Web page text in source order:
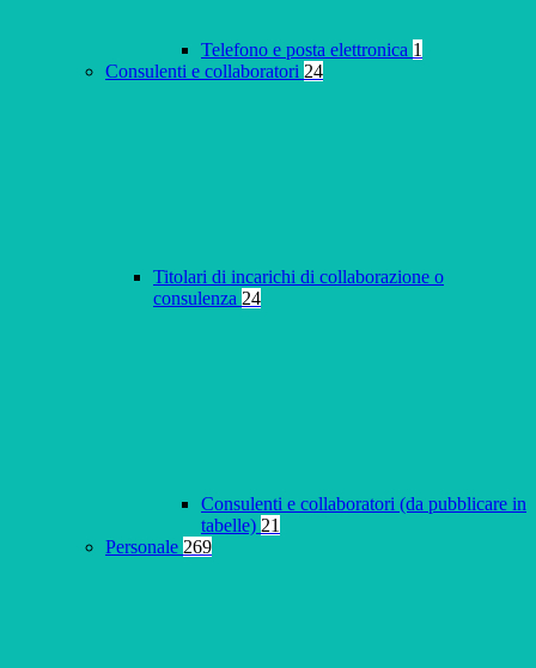
Telefono e posta elettronica 1
Consulenti e collaboratori 24
Titolari di incarichi di collaborazione o
consulenza 24
Consulenti e collaboratori (da pubblicare in
tabelle) 21
Personale 269